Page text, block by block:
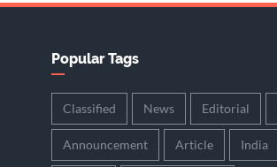
Popular Tags
Classified News Editorial
Announcement Article India